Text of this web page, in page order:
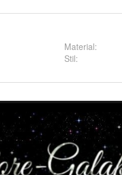
Material:
Stil: